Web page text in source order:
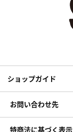
ショップガイド
お問い合わせ先
特商法に基づく表示